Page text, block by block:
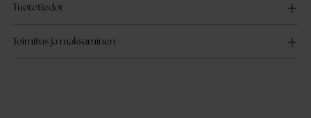
Tuotetiedot
Toimitus ja maksaminen